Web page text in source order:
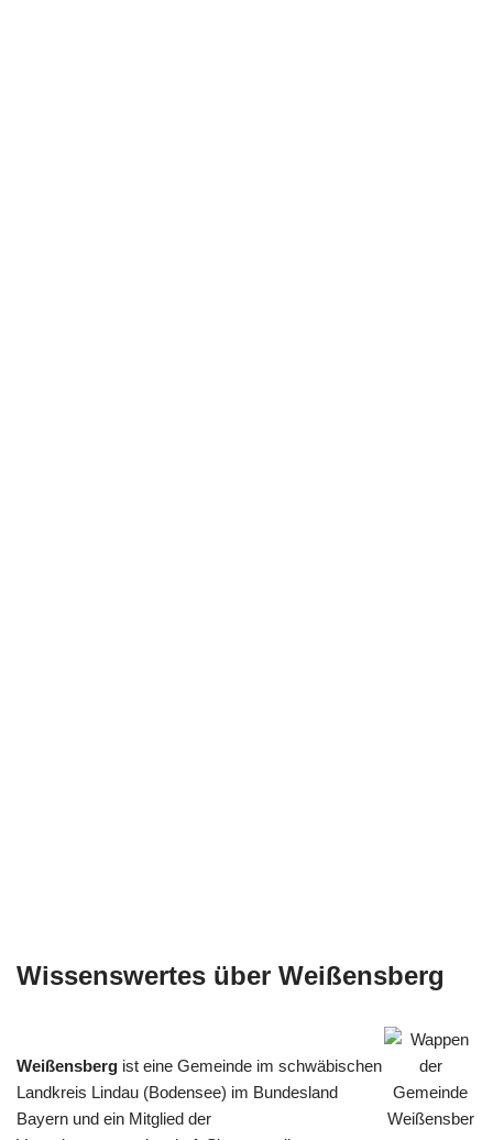
Wissenswertes über Weißensberg
Weißensberg ist eine Gemeinde im schwäbischen
Landkreis Lindau (Bodensee) im Bundesland
Bayern und ein Mitglied der